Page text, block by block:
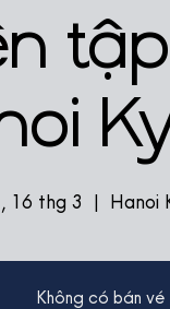
16 thg 3
  |
Hanoi
Không có bán vé